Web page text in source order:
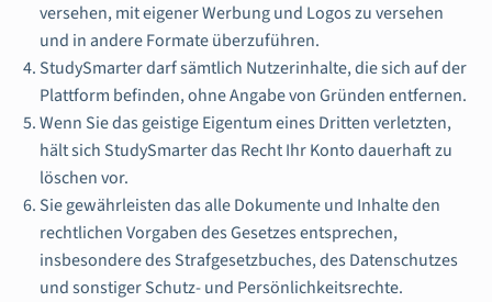
versehen, mit eigener Werbung und Logos zu versehen
und in andere Formate überzuführen.
StudySmarter darf sämtlich Nutzerinhalte, die sich auf der
Plattform befinden, ohne Angabe von Gründen entfernen.
Wenn Sie das geistige Eigentum eines Dritten verletzten,
hält sich StudySmarter das Recht Ihr Konto dauerhaft zu
löschen vor.
Sie gewährleisten das alle Dokumente und Inhalte den
rechtlichen Vorgaben des Gesetzes entsprechen,
insbesondere des Strafgesetzbuches, des Datenschutzes
und sonstiger Schutz- und Persönlichkeitsrechte.